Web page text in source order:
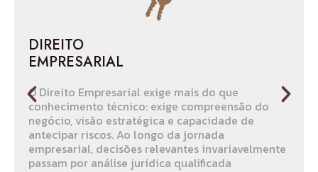
DIREITO
EMPRESARIAL
O Direito Empresarial exige mais do que
conhecimento técnico: exige compreensão do
negócio, visão estratégica e capacidade de
antecipar riscos. Ao longo da jornada
empresarial, decisões relevantes invariavelmente
passam por análise jurídica qualificada